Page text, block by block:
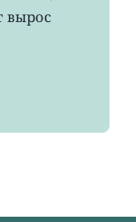
вырос